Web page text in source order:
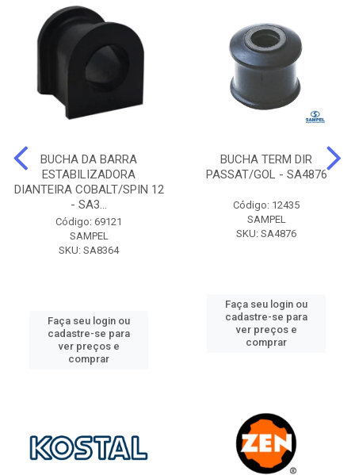
BUCHA DA BARRA
ESTABILIZADORA
DIANTEIRA COBALT/SPIN 12
- SA3...
Código: 69121
SAMPEL
SKU: SA8364
Faça seu login ou
cadastre-se para
ver preços e
comprar
BUCHA TERM DIR
PASSAT/GOL - SA4876
Código: 12435
SAMPEL
SKU: SA4876
Faça seu login ou
cadastre-se para
ver preços e
comprar